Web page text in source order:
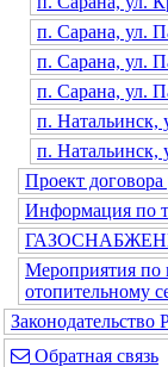
п. Сарана, ул.
п. Сарана, ул.
п. Сарана, ул.
п. Натальинск,
п. Натальинск,
Проект
Информация по
Мероприятия по
отопительному
Обратная связь